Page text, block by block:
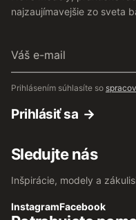
najzaujímavejšie zo sveta
e-
mail
Prihlásením súhlasíte so
Prihlásiť sa
Sledujte nás
Inšpirácie, modely a
InstagramFacebook